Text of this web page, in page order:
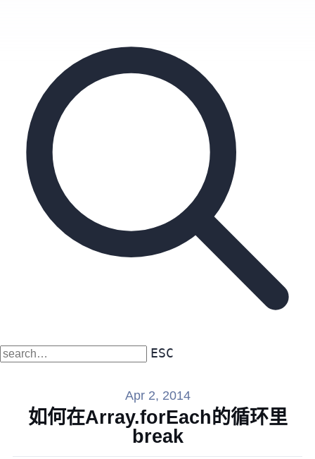
ESC
Apr 2, 2014
如何在Array.forEach的循环里
break